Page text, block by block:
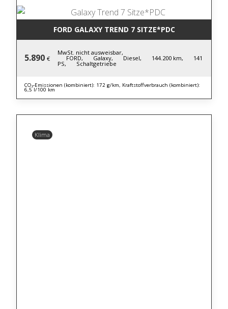
FORD GALAXY TREND 7 SITZE*PDC
5.890 €
MwSt. nicht ausweisbar,
FORD, Galaxy, Diesel, 144.200 km, 141
PS, Schaltgetriebe
CO₂-Emissionen (kombiniert): 172 g/km, Kraftstoffverbrauch (kombiniert):
6,5 l/100 km
Klima